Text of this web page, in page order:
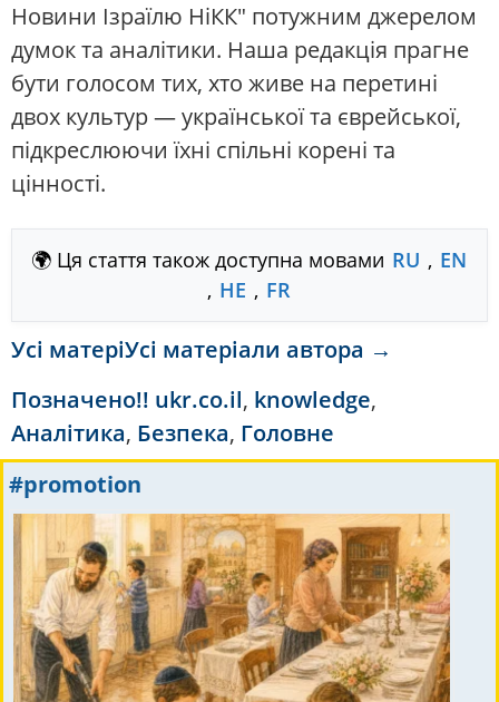
Новини Ізраїлю НіКК" потужним джерелом
думок та аналітики. Наша редакція прагне
бути голосом тих, хто живе на перетині
двох культур — української та єврейської,
підкреслюючи їхні спільні корені та
цінності.
🌍 Ця стаття також доступна мовами RU , EN
, HE , FR
Усі матеріУсі матеріали автора →
Позначено!! ukr.co.il, knowledge,
Аналітика, Безпека, Головне
#promotion